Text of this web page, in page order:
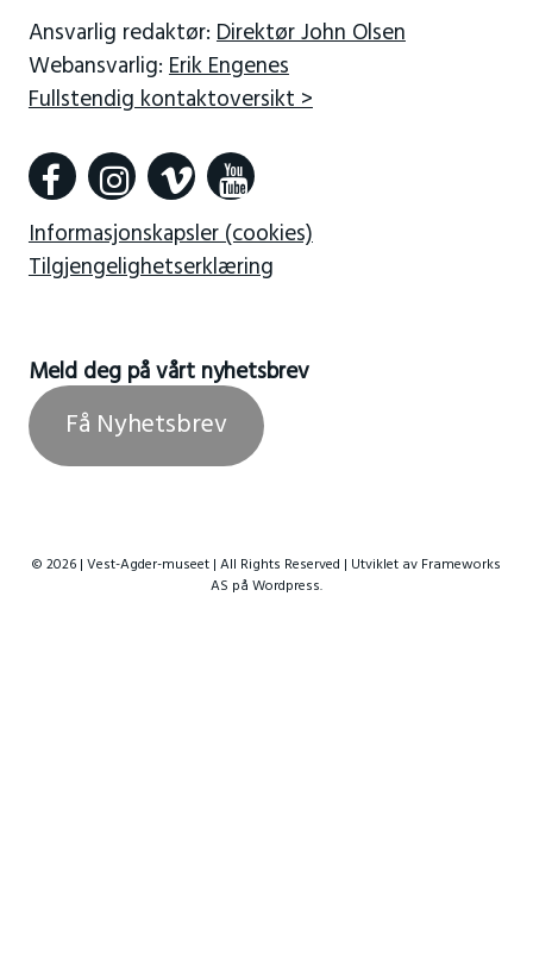
Ansvarlig redaktør: Direktør John Olsen
Webansvarlig: Erik Engenes
Fullstendig kontaktoversikt >
Informasjonskapsler (cookies)
Tilgjengelighetserklæring
Meld deg på vårt nyhetsbrev
Få Nyhetsbrev
© 2026 | Vest-Agder-museet | All Rights Reserved | Utviklet av Frameworks
AS på Wordpress.